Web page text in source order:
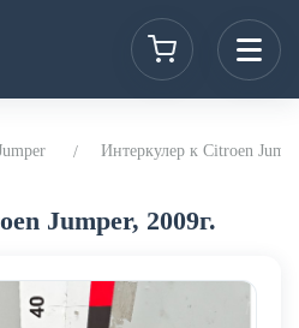
Интеркулер к Citroen
Jumper, 2009г.